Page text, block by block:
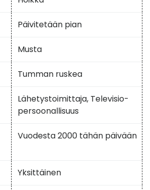
Päivitetään pian
Musta
Tumman ruskea
Lähetystoimittaja, Televisio-
persoonallisuus
Vuodesta 2000 tähän päivään
Yksittäinen